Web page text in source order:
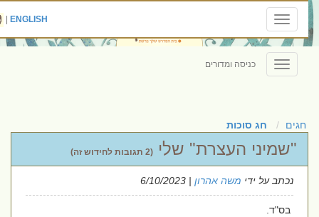
Toggle
navigation
ENGLISH
|
Toggle
navigation
כניסה ומדורים
חגים חג סוכות
"שמיני העצרת" שלי (2 תגובות לחידוש זה)
נכתב על ידימשה אהרון| 6/10/2023
בס"ד.